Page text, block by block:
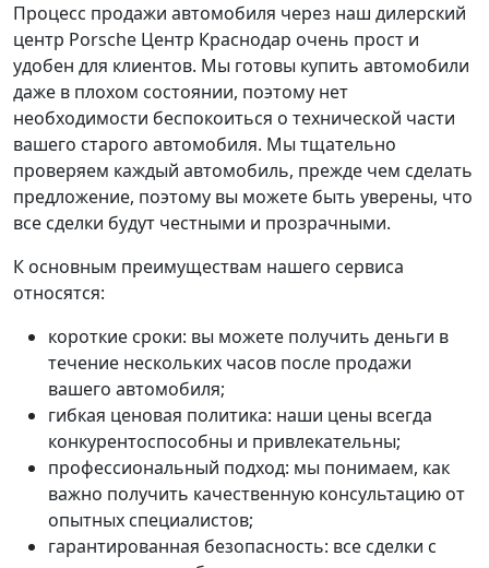
Процесс продажи автомобиля через наш дилерский
центр Porsche Центр Краснодар очень прост и
удобен для клиентов. Мы готовы купить автомобили
даже в плохом состоянии, поэтому нет
необходимости беспокоиться о технической части
вашего старого автомобиля. Мы тщательно
проверяем каждый автомобиль, прежде чем сделать
предложение, поэтому вы можете быть уверены, что
все сделки будут честными и прозрачными.
К основным преимуществам нашего сервиса
относятся:
короткие сроки: вы можете получить деньги в
течение нескольких часов после продажи
вашего автомобиля;
гибкая ценовая политика: наши цены всегда
конкурентоспособны и привлекательны;
профессиональный подход: мы понимаем, как
важно получить качественную консультацию от
опытных специалистов;
гарантированная безопасность: все сделки с